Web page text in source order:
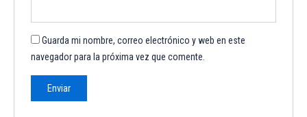
Guarda mi nombre, correo electrónico y web en este
navegador para la próxima vez que comente.